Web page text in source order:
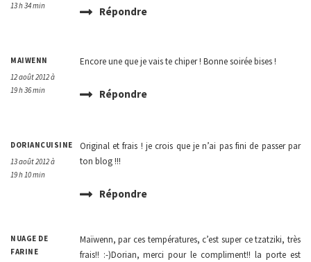
13 h 34 min
Répondre
MAIWENN
12 août 2012 à
19 h 36 min
Encore une que je vais te chiper ! Bonne soirée bises !
Répondre
DORIANCUISINE
13 août 2012 à
19 h 10 min
Original et frais ! je crois que je n’ai pas fini de passer par
ton blog !!!
Répondre
NUAGE DE
FARINE
Maïwenn, par ces températures, c’est super ce tzatziki, très
frais!! :-)Dorian, merci pour le compliment!! la porte est